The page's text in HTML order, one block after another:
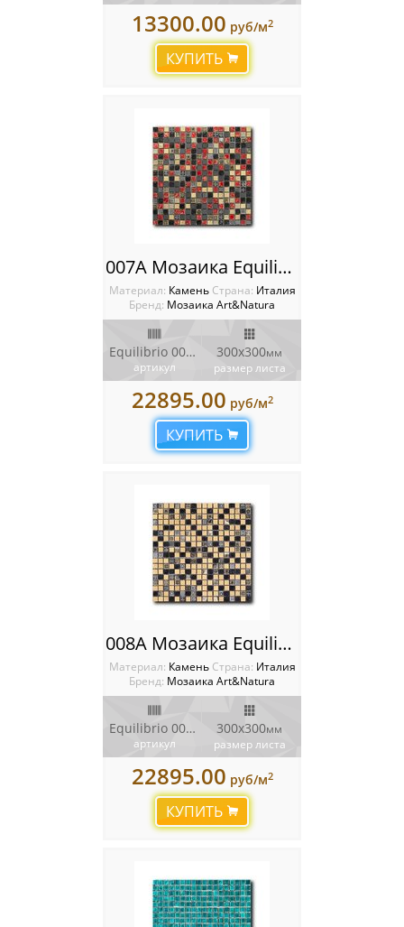
13300.00 руб/м2
КУПИТЬ
007A Мозаика Equilibrio
Материал: Камень Cтрана: Италия
Бренд: Мозаика Art&Natura
Equilibrio 007A
артикул
300x300мм
размер листа
22895.00 руб/м2
КУПИТЬ
008A Мозаика Equilibrio
Материал: Камень Cтрана: Италия
Бренд: Мозаика Art&Natura
Equilibrio 008A
артикул
300x300мм
размер листа
22895.00 руб/м2
КУПИТЬ